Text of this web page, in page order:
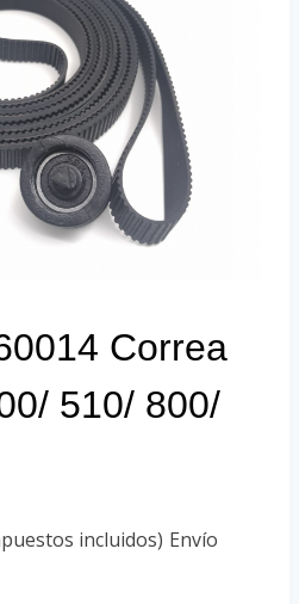
Correa
510/ 800/
incluidos) Envío